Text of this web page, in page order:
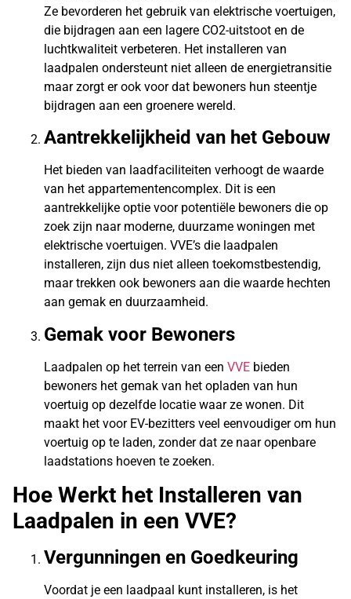
Ze bevorderen het gebruik van elektrische voertuigen,
die bijdragen aan een lagere CO2-uitstoot en de
luchtkwaliteit verbeteren. Het installeren van
laadpalen ondersteunt niet alleen de energietransitie
maar zorgt er ook voor dat bewoners hun steentje
bijdragen aan een groenere wereld.
Aantrekkelijkheid van het Gebouw
Het bieden van laadfaciliteiten verhoogt de waarde
van het appartementencomplex. Dit is een
aantrekkelijke optie voor potentiële bewoners die op
zoek zijn naar moderne, duurzame woningen met
elektrische voertuigen. VVE’s die laadpalen
installeren, zijn dus niet alleen toekomstbestendig,
maar trekken ook bewoners aan die waarde hechten
aan gemak en duurzaamheid.
Gemak voor Bewoners
Laadpalen op het terrein van een VVE bieden
bewoners het gemak van het opladen van hun
voertuig op dezelfde locatie waar ze wonen. Dit
maakt het voor EV-bezitters veel eenvoudiger om hun
voertuig op te laden, zonder dat ze naar openbare
laadstations hoeven te zoeken.
Hoe Werkt het Installeren van
Laadpalen in een VVE?
Vergunningen en Goedkeuring
Voordat je een laadpaal kunt installeren, is het